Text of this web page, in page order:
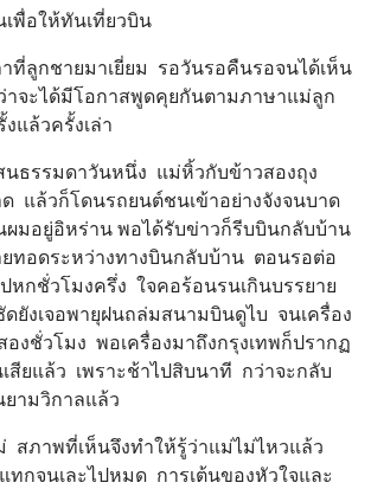
พื่อให้ทันเที่ยวบิน
าที่ลูกชายมาเยี่ยม  รอวันรอคืนรอจนได้เห็น
าจะได้มีโอกาสพูดคุยกันตามภาษาแม่ลูก
แล้วครั้งเล่า
ธรรมดาวันหนึ่ง  แม่หิ้วกับข้าวสองถุง
แล้วก็โดนรถยนต์ชนเข้าอย่างจังจนบาด
ผมอยู่อิหร่าน พอได้รับข่าวก็รีบบินกลับบ้าน
ทอดระหว่างทางบินกลับบ้าน  ตอนรอต่อ
หกชั่วโมงครึ่ง  ใจคอร้อนรนเกินบรรยาย
ยังเจอพายุฝนถล่มสนามบินดูไบ  จนเครื่อง
งชั่วโมง  พอเครื่องมาถึงกรุงเทพก็ปรากฏ
สียแล้ว  เพราะช้าไปสิบนาที  กว่าจะกลับ
ามวิกาลแล้ว
สภาพที่เห็นจึงทำให้รู้ว่าแม่ไม่ไหวแล้ว
กจนเละไปหมด  การเต้นของหัวใจและ